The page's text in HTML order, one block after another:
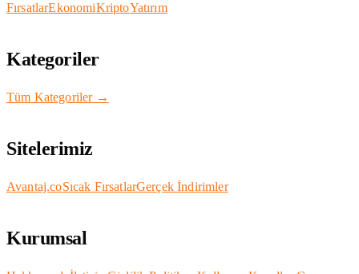
FırsatlarEkonomiKriptoYatırım
Kategoriler
Tüm Kategoriler →
Sitelerimiz
Avantaj.coSıcak FırsatlarGerçek İndirimler
Kurumsal